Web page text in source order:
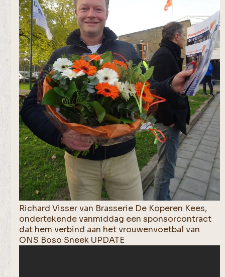
Richard Visser van Brasserie De Koperen Kees,
ondertekende vanmiddag een sponsorcontract
dat hem verbind aan het vrouwenvoetbal van
ONS Boso Sneek UPDATE